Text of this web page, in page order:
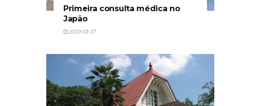
Primeira consulta médica no
Japão
2020-03-27